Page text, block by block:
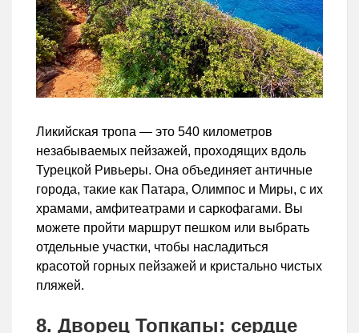
Ликийская тропа — это 540 километров
незабываемых пейзажей, проходящих вдоль
Турецкой Ривьеры. Она объединяет античные
города, такие как Патара, Олимпос и Миры, с их
храмами, амфитеатрами и саркофагами. Вы
можете пройти маршрут пешком или выбрать
отдельные участки, чтобы насладиться
красотой горных пейзажей и кристально чистых
пляжей.
8. Дворец Топкапы: сердце